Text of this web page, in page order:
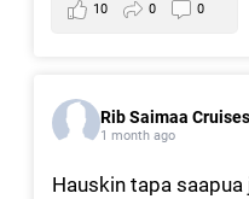
10 0 0
Rib Saimaa Cruises
1 month ago
Hauskin tapa saapua